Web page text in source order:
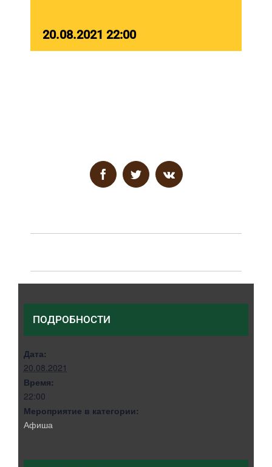
20.08.2021 22:00
FacebookTwitterVk
ПОДРОБНОСТИ
Дата:
20.08.2021
Время:
22:00
Мероприятие в категории:
Афиша